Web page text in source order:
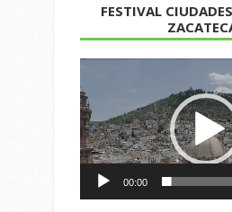
FESTIVAL
de
vídeo
00:00